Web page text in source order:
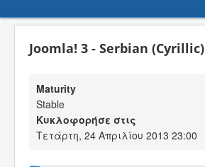
Joomla! 3 - Serbian (Cyrillic)
Maturity
Stable
Κυκλοφορήσε στις
Τετάρτη, 24 Απριλίου 2013 23:00